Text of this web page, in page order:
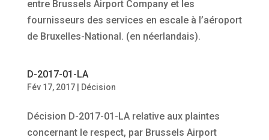
entre Brussels Airport Company et les
fournisseurs des services en escale à l’aéroport
de Bruxelles-National. (en néerlandais).
D-2017-01-LA
Fév 17, 2017| Décision
Décision D-2017-01-LA relative aux plaintes
concernant le respect, par Brussels Airport